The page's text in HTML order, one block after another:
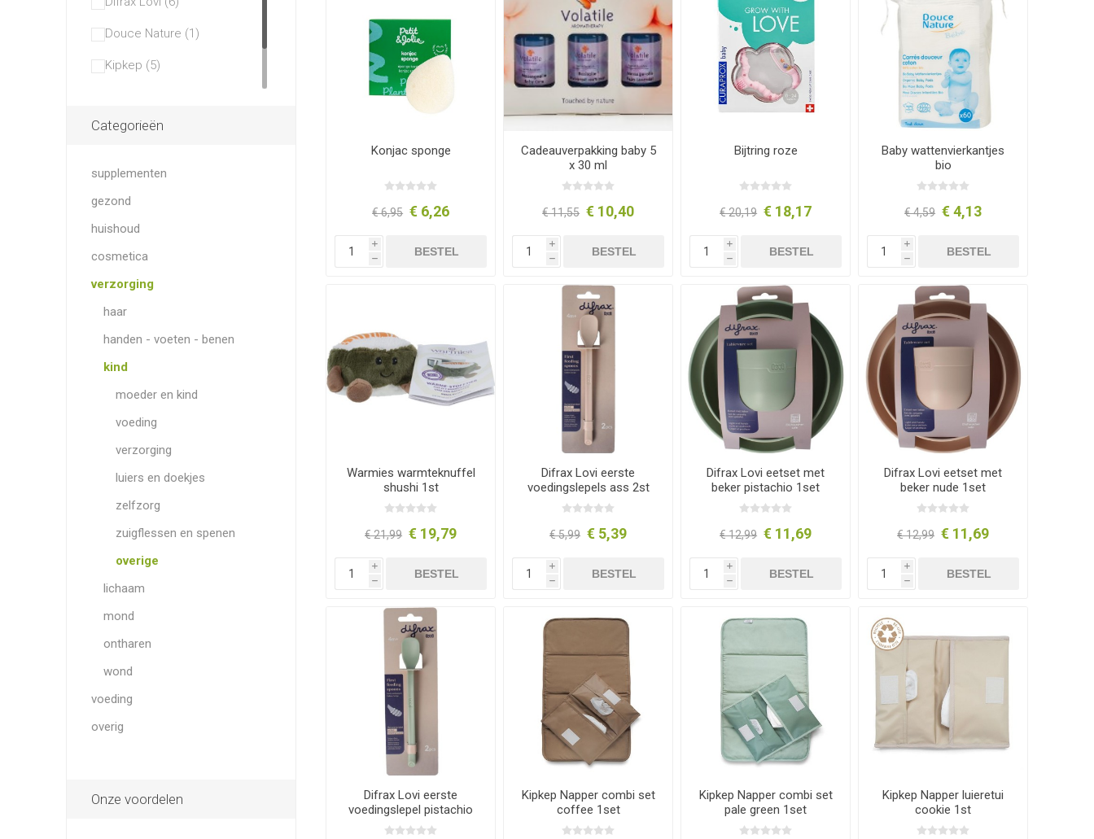
Konjac sponge
€ 6,95 € 6,26
i
h
BESTEL
Cadeauverpakking baby 5
x 30 ml
€ 11,55 € 10,40
i
h
BESTEL
Bijtring roze
€ 20,19 € 18,17
i
h
BESTEL
Baby wattenvierkantjes
bio
€ 4,59 € 4,13
i
h
BESTEL
Warmies warmteknuffel
shushi 1st
€ 21,99 € 19,79
i
h
BESTEL
Difrax Lovi eerste
voedingslepels ass 2st
€ 5,99 € 5,39
i
h
BESTEL
Difrax Lovi eetset met
beker pistachio 1set
€ 12,99 € 11,69
i
h
BESTEL
Difrax Lovi eetset met
beker nude 1set
€ 12,99 € 11,69
i
h
BESTEL
Difrax Lovi eerste
voedingslepel pistachio
2st
Kipkep Napper combi set
coffee 1set
Kipkep Napper combi set
pale green 1set
Kipkep Napper luieretui
cookie 1st
Douce Nature (1)
Kipkep (5)
Volatile (2)
Categorieën
supplementen
gezond
huishoud
cosmetica
verzorging
haar
handen - voeten - benen
kind
moeder en kind
voeding
verzorging
luiers en doekjes
zelfzorg
zuigflessen en spenen
overige
lichaam
mond
ontharen
wond
voeding
overig
Onze voordelen